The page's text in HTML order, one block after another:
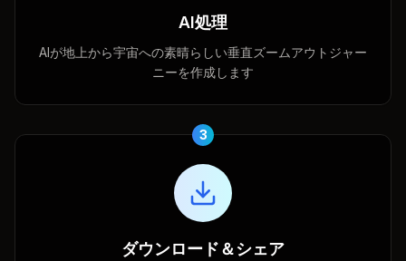
AI処理
AIが地上から宇宙への素晴らしい垂直ズームアウトジャー
ニーを作成します
3
ダウンロード＆シェア